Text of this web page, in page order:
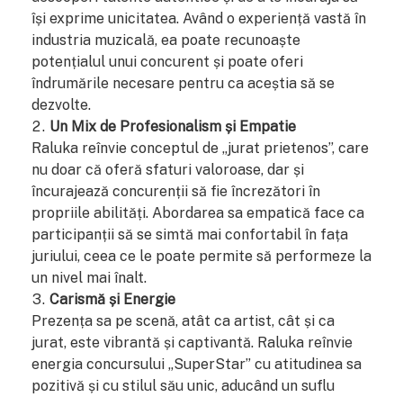
își exprime unicitatea. Având o experiență vastă în
industria muzicală, ea poate recunoaște
potențialul unui concurent și poate oferi
îndrumările necesare pentru ca aceștia să se
dezvolte.
Un Mix de Profesionalism și Empatie
Raluka reînvie conceptul de „jurat prietenos”, care
nu doar că oferă sfaturi valoroase, dar și
încurajează concurenții să fie încrezători în
propriile abilități. Abordarea sa empatică face ca
participanții să se simtă mai confortabil în fața
juriului, ceea ce le poate permite să performeze la
un nivel mai înalt.
Carismă și Energie
Prezența sa pe scenă, atât ca artist, cât și ca
jurat, este vibrantă și captivantă. Raluka reînvie
energia concursului „SuperStar” cu atitudinea sa
pozitivă și cu stilul său unic, aducând un suflu